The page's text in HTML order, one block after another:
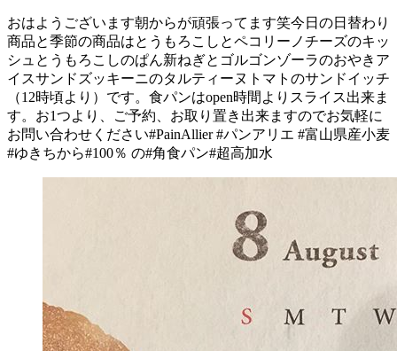
おはようございます朝から️が頑張ってます笑今日の日替わり
商品と季節の商品はとうもろこしとペコリーノチーズのキッ
シュとうもろこしのぱん新ねぎとゴルゴンゾーラのおやきア
イスサンドズッキーニのタルティーヌトマトのサンドイッチ
（12時頃より）です。食パンはopen時間よりスライス出来ま
す。お1つより、ご予約、お取り置き出来ますのでお気軽に
お問い合わせください#PainAllier #パンアリエ #富山県産小麦
#ゆきちから#100％ の#角食パン#超高加水